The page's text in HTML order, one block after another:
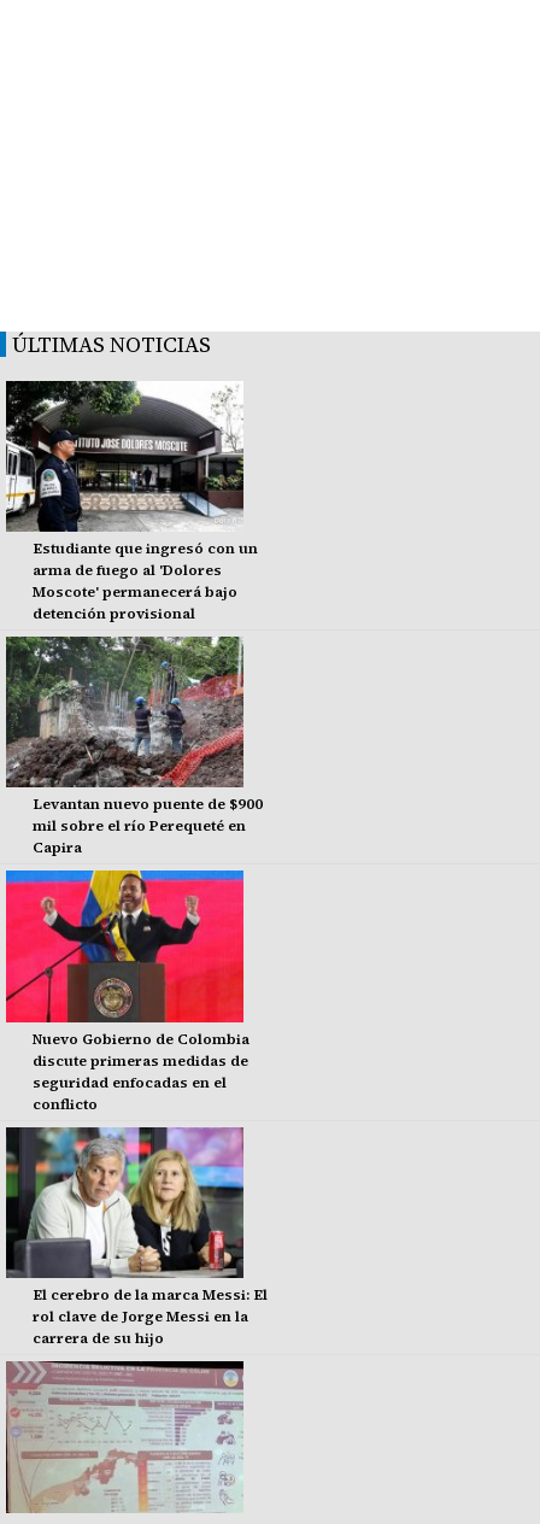
ÚLTIMAS NOTICIAS
Estudiante que ingresó con un
arma de fuego al 'Dolores
Moscote' permanecerá bajo
detención provisional
Levantan nuevo puente de $900
mil sobre el río Perequeté en
Capira
Nuevo Gobierno de Colombia
discute primeras medidas de
seguridad enfocadas en el
conflicto
El cerebro de la marca Messi: El
rol clave de Jorge Messi en la
carrera de su hijo